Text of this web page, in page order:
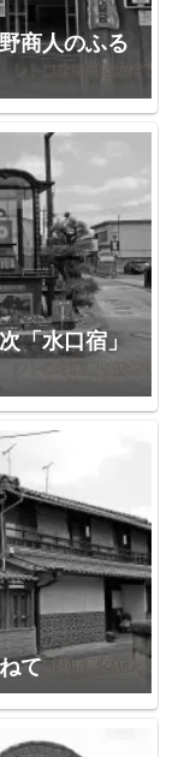
商人のふる
「水口宿」
て